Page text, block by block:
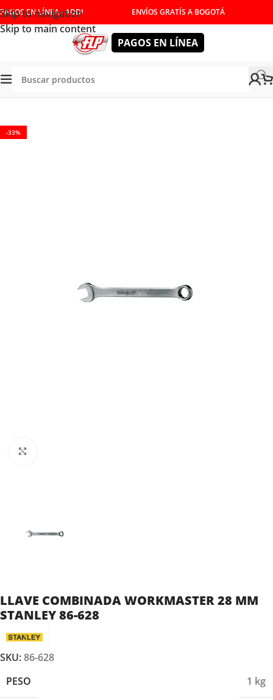
Skip to navigation
Skip to main content
PAGOS EN LÍNEA - ADDI ENVÍOS GRATÍS A BOGOTÁ
PAGOS EN LÍNEA
MANUALES LLAVES COMBINADAS
-33%
LLAVE COMBINADA WORKMASTER 28 MM
STANLEY 86-628
SKU:86-628
PESO
1 kg